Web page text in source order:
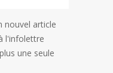
nouvel article
l'infolettre
une seule